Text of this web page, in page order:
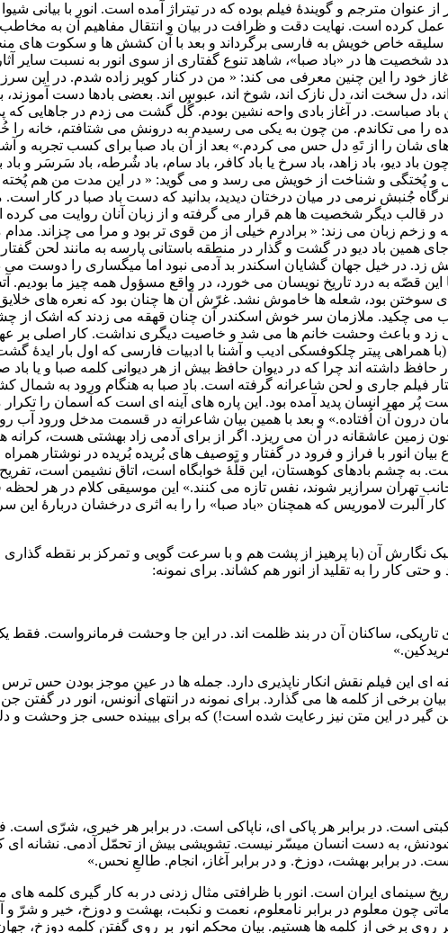
عنوان مترجم و گویندۀ فیلم بوده که در تیتراژ آمده است. انور با بیانی
کرده است. نهایت دقت و ظرافت در بیان و انتقال مفاهیم آن به
سلیقه خاص خویش به فارسی برگرداند و بعد با آن کشش ها و سکوت های
شخصیت ها در «باد صبا»، شاهد تنوع گفتاری از سوی انور به نسبت سایر
خود را این چنین معرفی می کند: « من در کنار کویر زاده شدم. در این
دل سخت اند، دل نازک اند، شوخ اند، عبوس اند. بعضی بادها دست
صباست. در آغاز بادی واحه نشین بودم. گُل گشت می زدم در جاهایی که
را می تکاندم. من چون به یکی می رسیدم به درونش می شتافتم، خانه را
شان را از تَهِ دل حس می کردم.» بعد از آن باد صبا برای کسب تجربه و
دیو، باد زاهد، باد سرخ یا باد کافر، باد سام، باد شُرطه، باد سَرسَر و باد
و پُختگی و شناخت از خویش می رسد و می گوید: « در این مدت من هم پُخته
جُنبش نرمی در میان درختان دیدید، بدانید که دست باد صبا در کار است.
قالب دیگر شخصیت ها هم قرار می گرفته و از زبان آنان روایت می
و زخم زبان می زند: « برادرم خیلی از من قوی تر بود و مرا می چزاند.
همین باد دیو در گشت و گذار در منطقه باستانی پارسه به مانند لحن گفتار
زد. در خیل جهان گشایان اسکندر بد آدمی نبود اما میگساری را دوست
این قصّه به درد تاریخ نویسان می خورد، در واقع مسؤول همه چیز ما
بود، شعله ها خاموش نشد. غرّش آن ها چنان بود که نعره های خلایق
می چکید. ملازمان سر خوش اسکندر آن چنان قهقه می زدند که اشک از
زد و باعث وحشت خانم ها می شد و خاصیت دیگری نداشت. کار اصلی بر
همراهی پیتر چلکوفسکی ادیب و آشنا با ادبیات فارسی که اول بار ایدۀ
داشته اند چرا که در دیوان حافظ بیش از هر دیوانی کلمه صبا و یا باد
فیلم جاری و لحن شاعرانه گرفته است. باد صبا به هنگام ورود به شمال
پُر مهر انسان پدید آمده بود. این پاره های آینه ای است که آسمان را
آن اُفتاده.» و بعد با همین بیان شاعرانه در قسمت مدخل ورود آب
زمین عاشقانه در آن می ریزد. اگر از برای آدمی زاد بهشتی هست، کرانه
انور با فراز و فرود در گفتار و توصیف های بُریده بُریده در نوشتار
به چشم بادهای کوهستان، این قلّۀ خوابگاه است، اتاق نشیمن است،
تهران سرازیر شوند، نفس تازه می کنند.» این موسیقی کلام در هر لحظه
آلبرت لاموریس که همچنان «باد صبا» را را به اثری درخشان دربارۀ این
نگارش آن (با پرهیز از پشت هم و با سرعت گویی و تمرکز بر نقطه
کار را به تقلید از انور هم کشاند. برای نمونه:
تاریکی، ساکنان آن در بند ظلمت اند. در این جا وحشت فرمانرواست. فقط
ابهام و حس آکنده از وحشت در آنونس کمتر از 2 دقیقه ای این فیلم نقش انکار ناپذیری دارد. جمله ها در عین موجز
برخی از کلمه ها می گذارد. برای نمونه در انتهای آنونس، انور در گفتن جن
در این متن نیز رعایت شده است!) که برای بیینده حسی جز وحشت و
است. در برابر هر پاکی ای، ناپاکی است. در برابر هر خیری، شرّی
به دست انسان میسّر نیست. تشویشی بیش از تحمّل آدمی. نشانه ای
در برابر بهشت، دوزخ. و در برابر آغاز، انجام. طالعِ نحس.»
سینمای ایران است. انور با ظرافتی مثال زدنی در به کار گیری کلمه های
چون معلوم در برابر نامعلوم، نعمت و نکبت، بهشت و دوزخ، خیر و شرّ و
روی برخی از کلمه ها هستیم. بیان محکم انور بر روی گفتن کلمه دوزخ،